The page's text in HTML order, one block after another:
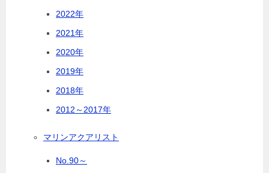
2022年
2021年
2020年
2019年
2018年
2012～2017年
マリンアクアリスト
No.90～